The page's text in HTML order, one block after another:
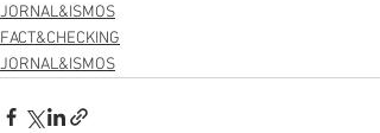
JORNAL&ISMOS
FACT&CHECKING
JORNAL&ISMOS